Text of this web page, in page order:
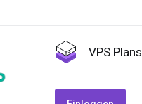
VPS Plans